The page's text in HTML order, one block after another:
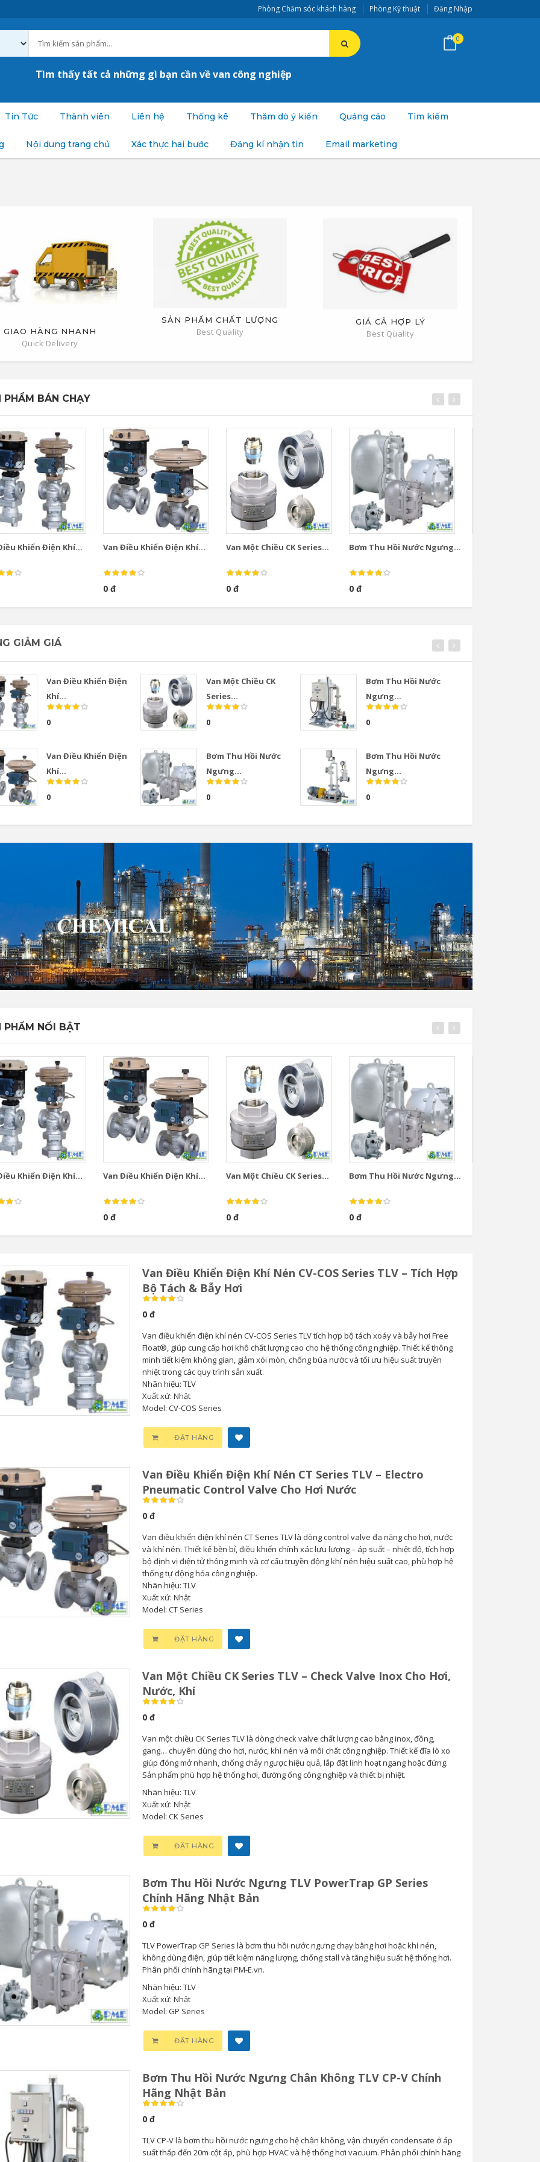
Phòng Chăm sóc khách hàng Phòng Kỹ thuật Đăng Nhập
Tìm thấy tất cả những gì bạn cần về van công nghiệp
0
Tin Tức Thành viên Liên hệ Thống kê Thăm dò ý kiến Quảng cáo Tìm kiếm
Nội dung trang chủ Xác thực hai bước Đăng kí nhận tin Email marketing
GIAO HÀNG NHANH
Quick Delivery
SẢN PHẨM CHẤT LƯỢNG
Best Quality
GIÁ CẢ HỢP LÝ
Best Quality
PHẨM BÁN CHẠY
Khiển Điện Khí... Van Điều Khiển Điện Khí...
0 đ
Van Một Chiều CK Series...
0 đ
Bơm Thu Hồi Nước Ngưng...
0 đ
GIẢM GIÁ
Van Điều Khiển Điện
Khí...
0
Van Điều Khiển Điện
Khí...
0
Van Một Chiều CK
Series...
0
Bơm Thu Hồi Nước
Ngưng...
0
Bơm Thu Hồi Nước
Ngưng...
0
Bơm Thu Hồi Nước
Ngưng...
0
PHẨM NỔI BẬT
Khiển Điện Khí... Van Điều Khiển Điện Khí...
0 đ
Van Một Chiều CK Series...
0 đ
Bơm Thu Hồi Nước Ngưng...
0 đ
Van Điều Khiển Điện Khí Nén CV-COS Series TLV – Tích Hợp
Bộ Tách & Bẫy Hơi
0 đ
Van điều khiển điện khí nén CV-COS Series TLV tích hợp bộ tách xoáy và bẫy hơi Free
Float®, giúp cung cấp hơi khô chất lượng cao cho hệ thống công nghiệp. Thiết kế thông
minh tiết kiệm không gian, giảm xói mòn, chống búa nước và tối ưu hiệu suất truyền
nhiệt trong các quy trình sản xuất.
Nhãn hiệu: TLV
Xuất xứ: Nhật
Model: CV-COS Series
ĐẶT HÀNG
Van Điều Khiển Điện Khí Nén CT Series TLV – Electro
Pneumatic Control Valve Cho Hơi Nước
0 đ
Van điều khiển điện khí nén CT Series TLV là dòng control valve đa năng cho hơi, nước
và khí nén. Thiết kế bền bỉ, điều khiển chính xác lưu lượng – áp suất – nhiệt độ, tích hợp
bộ định vị điện tử thông minh và cơ cấu truyền động khí nén hiệu suất cao, phù hợp hệ
thống tự động hóa công nghiệp.
Nhãn hiệu: TLV
Xuất xứ: Nhật
Model: CT Series
ĐẶT HÀNG
Van Một Chiều CK Series TLV – Check Valve Inox Cho Hơi,
Nước, Khí
0 đ
Van một chiều CK Series TLV là dòng check valve chất lượng cao bằng inox, đồng,
gang… chuyên dùng cho hơi, nước, khí nén và môi chất công nghiệp. Thiết kế đĩa lò xo
giúp đóng mở nhanh, chống chảy ngược hiệu quả, lắp đặt linh hoạt ngang hoặc đứng.
Sản phẩm phù hợp hệ thống hơi, đường ống công nghiệp và thiết bị nhiệt.
Nhãn hiệu: TLV
Xuất xứ: Nhật
Model: CK Series
ĐẶT HÀNG
Bơm Thu Hồi Nước Ngưng TLV PowerTrap GP Series
Chính Hãng Nhật Bản
0 đ
TLV PowerTrap GP Series là bơm thu hồi nước ngưng chạy bằng hơi hoặc khí nén,
không dùng điện, giúp tiết kiệm năng lượng, chống stall và tăng hiệu suất hệ thống hơi.
Phân phối chính hãng tại PM-E.vn.
Nhãn hiệu: TLV
Xuất xứ: Nhật
Model: GP Series
ĐẶT HÀNG
Bơm Thu Hồi Nước Ngưng Chân Không TLV CP-V Chính
Hãng Nhật Bản
0 đ
TLV CP-V là bơm thu hồi nước ngưng cho hệ chân không, vận chuyển condensate ở áp
suất thấp đến 20m cột áp, phù hợp HVAC và hệ thống hơi vacuum. Phân phối chính hãng
Bơm Thu Hồi Nước
Ngưng TLV...
0
Bơm Thu Hồi Nước
Ngưng Chân...
0
Van Giảm Áp Hơi TLV
COSR...
Van Giảm Áp Hơi TLV
COS Series...
0
BD800 Chính...
0
Bơm Thu Hồi Nước
Ngưng...